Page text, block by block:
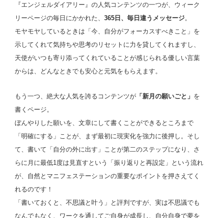
『エンジェルダイアリー』の人気コンテンツの一つが、ウィーク
リーページの毎日にかかれた、 365日、毎日違うメッセージ。
モヤモヤしているときは「今、自分がフォーカスすべきこと」を
示してくれて気持ちや思考のリセットに力を貸してくれますし、
天使がいつも寄り添ってくれていることが感じられる優しい言葉
からは、どんなときでも安心と元気をもらえます。
もう一つ、絶大な人気を誇るコンテンツが 「新月の願いごと」 を
書くページ。
ぼんやりした願いを、文章にして書くことができるところまで
「明確にする」ことが、まず最初に現実化を強力に後押し。そし
て、書いて「自分の外に出す」ことが第二のステップになり、さ
らに月に最低1度は見直すという「振り返りと再設定」という流れ
が、自然とマニフェステーションの重要なポイントを押さえてく
れるのです！
「書いておくと、不思議と叶う」と評判ですが、実は不思議でも
なんでもなく、ワークを通してご自身が成長し、自分自身で夢を